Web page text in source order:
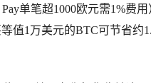
单笔超1000欧元需1%费用
值1万美元的BTC可节省约